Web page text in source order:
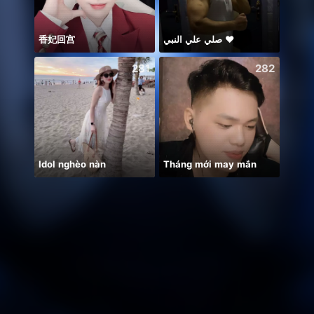
香妃回宫 صلي علي النبي ♥️
281
Idol nghèo nàn
282
Tháng mới may mắn